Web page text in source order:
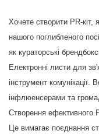
Хочете створити PR-
нашого поглибленого
як кураторські
Електронні листи для
інструмент комунікації.
інфлюенсерами та
Створення ефективного
Це вимагає поєднання